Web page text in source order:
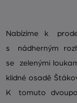
Nabízíme k
s nádherným
se zelenými
klidné osadě
K tomuto